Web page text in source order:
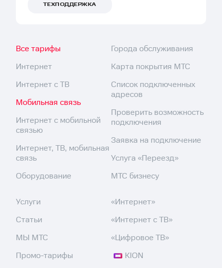
ТЕХПОДДЕРЖКА
Все тарифы
Интернет
Интернет с ТВ
Мобильная связь
Интернет с мобильной
связью
Интернет, ТВ, мобильная
связь
Оборудование
Города обслуживания
Карта покрытия МТС
Список подключенных
адресов
Проверить возможность
подключения
Заявка на подключение
Услуга «Переезд»
МТС бизнесу
Услуги
Статьи
МЫ МТС
Промо-тарифы
«Интернет»
«Интернет с ТВ»
«Цифровое ТВ»
KION